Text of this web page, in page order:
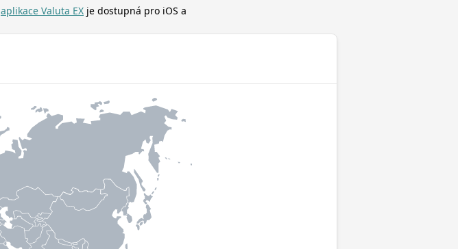
aplikace Valuta EX je dostupná pro iOS a